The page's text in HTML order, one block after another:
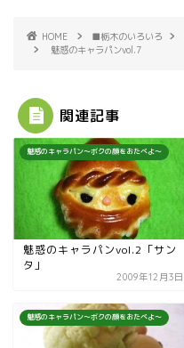
HOME ■栃木のいろいろ
魅惑のキャラパンvol.7
関連記事
魅惑のキャラパン～ボクの顔をおたべよ～
魅惑のキャラパンvol.2「サン
タ」
2009年12月3日
魅惑のキャラパン～ボクの顔をおたべよ～